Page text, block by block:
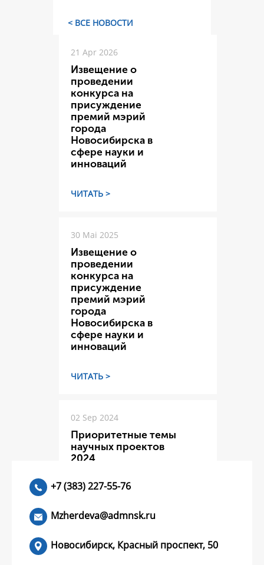
< ВСЕ НОВОСТИ
21 Apr 2026
Извещение о
проведении
конкурса на
присуждение
премий мэрий
города
Новосибирска в
сфере науки и
инноваций
ЧИТАТЬ >
30 Mai 2025
Извещение о
проведении
конкурса на
присуждение
премий мэрий
города
Новосибирска в
сфере науки и
инноваций
ЧИТАТЬ >
02 Sep 2024
Приоритетные темы
научных проектов
2024
ЧИТАТЬ >
+7 (383) 227-55-76
Mzherdeva@admnsk.ru
Новосибирск, Красный проспект, 50